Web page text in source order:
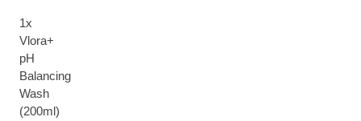
1x
Vlora+
pH
Balancing
Wash
(200ml)